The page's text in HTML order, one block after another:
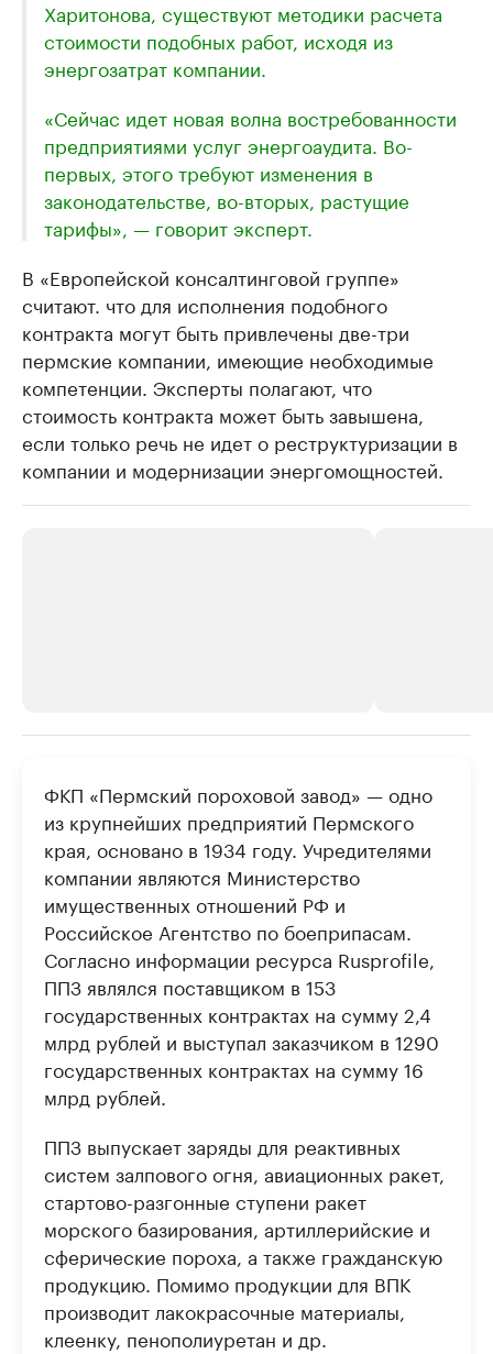
Харитонова, существуют методики расчета
стоимости подобных работ, исходя из
энергозатрат компании.
«Сейчас идет новая волна востребованности
предприятиями услуг энергоаудита. Во-
первых, этого требуют изменения в
законодательстве, во-вторых, растущие
тарифы», — говорит эксперт.
В «Европейской консалтинговой группе»
считают. что для исполнения подобного
контракта могут быть привлечены две-три
пермские компании, имеющие необходимые
компетенции. Эксперты полагают, что
стоимость контракта может быть завышена,
если только речь не идет о реструктуризации в
компании и модернизации энергомощностей.
Крупнейшие производители и
продавцы медийной продукции
Ознакомьтесь с информацией в каталоге
Страховые
Посмотрите в
ФКП «Пермский пороховой завод» — одно
из крупнейших предприятий Пермского
края, основано в 1934 году. Учредителями
компании являются Министерство
имущественных отношений РФ и
Российское Агентство по боеприпасам.
Согласно информации ресурса Rusprofile,
ППЗ являлся поставщиком в 153
государственных контрактах на сумму 2,4
млрд рублей и выступал заказчиком в 1290
государственных контрактах на сумму 16
млрд рублей.
ППЗ выпускает заряды для реактивных
систем залпового огня, авиационных ракет,
стартово-разгонные ступени ракет
морского базирования, артиллерийские и
сферические пороха, а также гражданскую
продукцию. Помимо продукции для ВПК
производит лакокрасочные материалы,
клеенку, пенополиуретан и др.